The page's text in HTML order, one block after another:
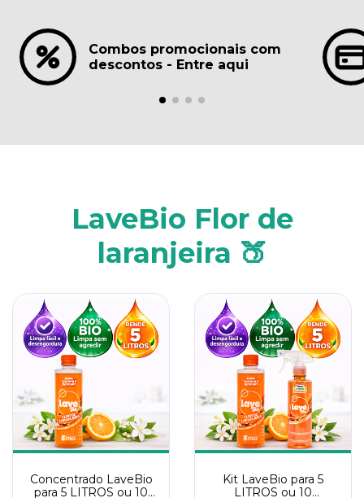
Combos promocionais com
descontos - Entre aqui
LaveBio Flor de
laranjeira 🍑
Concentrado LaveBio
para 5 LITROS ou 10
Kit LaveBio para 5
LITROS ou 10